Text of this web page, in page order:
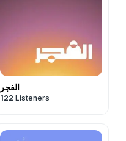
الفجر
122 Listeners